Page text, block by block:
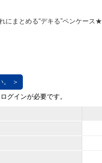
にまとめる“デキる”ペンケース★
。 ＞